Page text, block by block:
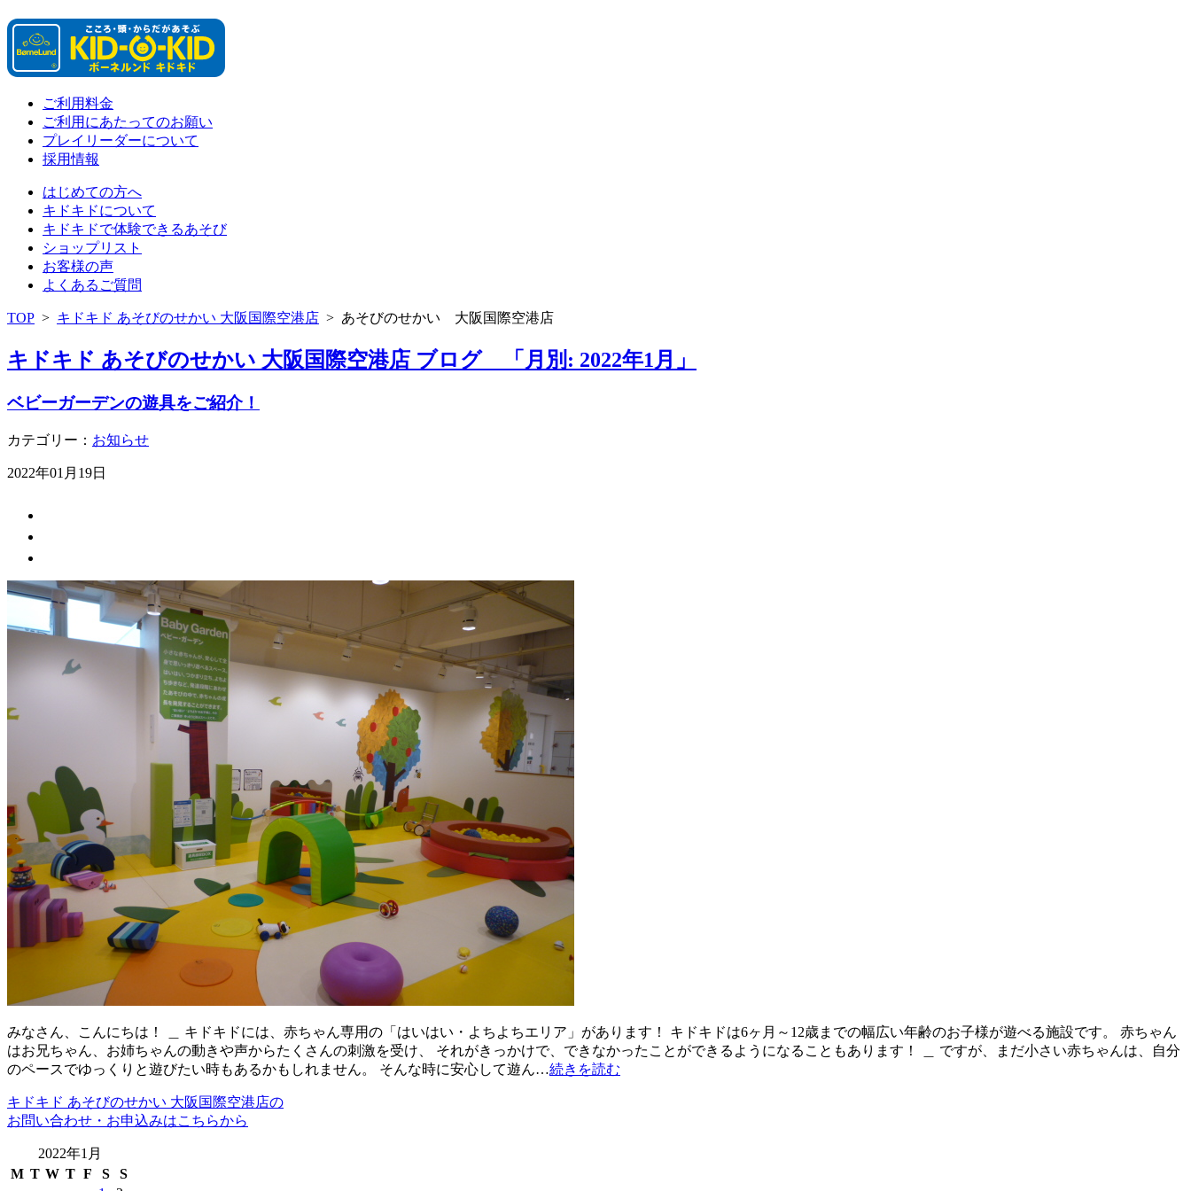
ご利用料金
ご利用にあたってのお願い
プレイリーダーについて
採用情報
はじめての方へ
キドキドについて
キドキドで体験できるあそび
ショップリスト
お客様の声
よくあるご質問
TOP > キドキド あそびのせかい 大阪国際空港店 > あそびのせかい 大阪国際空港店
キドキド あそびのせかい 大阪国際空港店 ブログ 「月別: 2022年1月」
ベビーガーデンの遊具をご紹介！
カテゴリー： お知らせ
2022年01月19日
みなさん、こんにちは！ ＿ キドキドには、赤ちゃん専用の「はいはい・よちよちエリア」があります！ キドキドは6ヶ月～12歳までの幅広い年齢のお子様が遊べる施設です。 赤ちゃん
はお兄ちゃん、お姉ちゃんの動きや声からたくさんの刺激を受け、 それがきっかけで、できなかったことができるようになることもあります！ ＿ ですが、まだ小さい赤ちゃんは、自分
のペースでゆっくりと遊びたい時もあるかもしれません。 そんな時に安心して遊ん…続きを読む
キドキド あそびのせかい 大阪国際空港店の
お問い合わせ・お申込みはこちらから
2022年1月
M T W T F S
S